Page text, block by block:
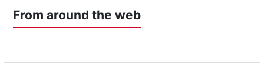
From around the web